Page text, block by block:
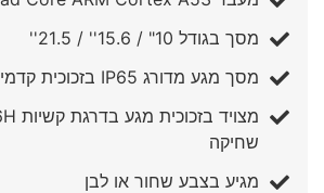
מסך בגודל 10" / 15.6'' / 21.5''
מסך מגע מדורג IP65 בזכוכית קדמית
שחיקה
מגיע בצבע שחור או לבן